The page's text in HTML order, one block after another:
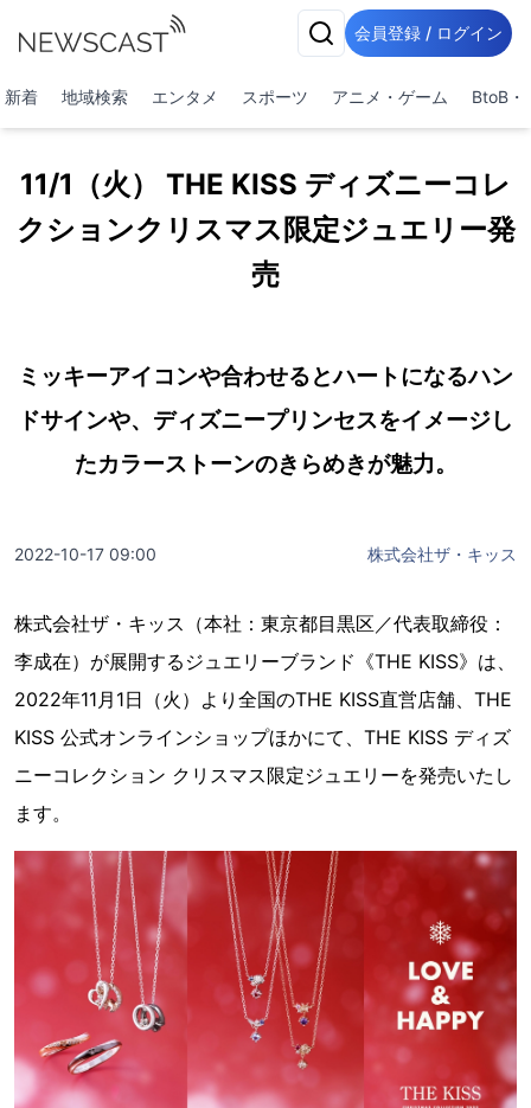
会員登録 / ログイン
新着 地域検索 エンタメ スポーツ アニメ・ゲーム BtoB・
11/1（火） THE KISS ディズニーコレ
クションクリスマス限定ジュエリー発
売
ミッキーアイコンや合わせるとハートになるハン
ドサインや、ディズニープリンセスをイメージし
たカラーストーンのきらめきが魅力。
2022-10-17 09:00 株式会社ザ・キッス
株式会社ザ・キッス（本社：東京都目黒区／代表取締役：
李成在）が展開するジュエリーブランド《THE KISS》は、
2022年11月1日（火）より全国のTHE KISS直営店舗、THE
KISS 公式オンラインショップほかにて、THE KISS ディズ
ニーコレクション クリスマス限定ジュエリーを発売いたし
ます。